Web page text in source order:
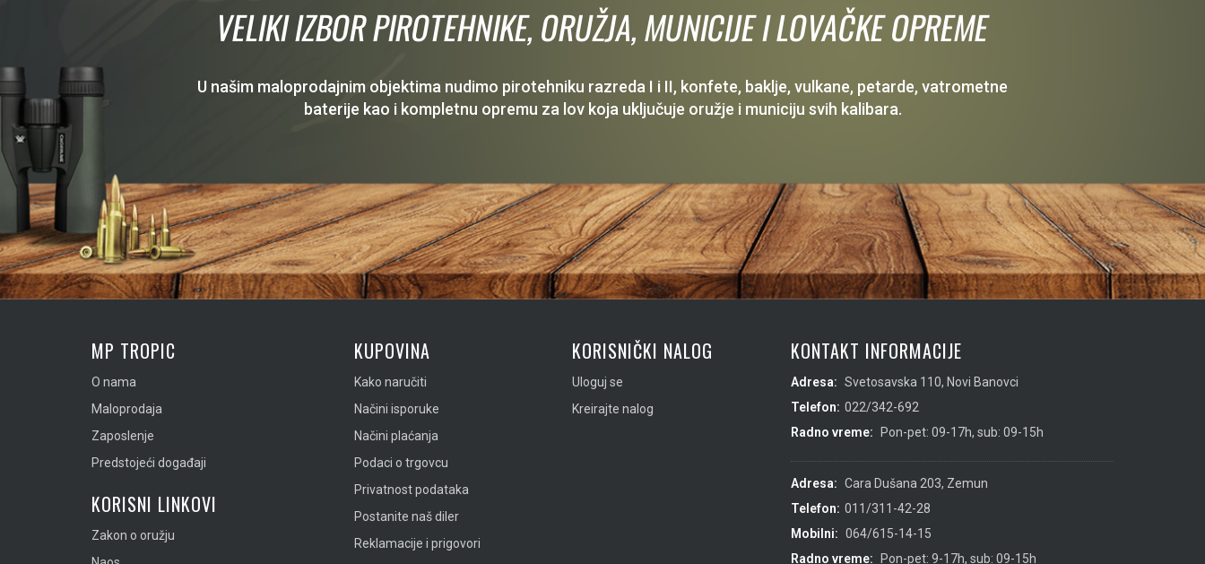
VELIKI IZBOR PIROTEHNIKE, ORUŽJA, MUNICIJE I LOVAČKE OPREME
U našim maloprodajnim objektima nudimo pirotehniku razreda I i II, konfete, baklje, vulkane, petarde, vatrometne
baterije kao i kompletnu opremu za lov koja uključuje oružje i municiju svih kalibara.
MP TROPIC
O nama
Maloprodaja
Zaposlenje
Predstojeći događaji
KORISNI LINKOVI
Zakon o oružju
KUPOVINA
Kako naručiti
Načini isporuke
Načini plaćanja
Podaci o trgovcu
Privatnost podataka
Postanite naš diler
Reklamacije i prigovori
KORISNIČKI NALOG
Uloguj se
Kreirajte nalog
KONTAKT INFORMACIJE
Adresa: Svetosavska 110, Novi Banovci
Telefon: 022/342-692
Radno vreme:
Pon-pet: 09-17h, sub: 09-15h
Adresa: Cara Dušana 203, Zemun
Telefon: 011/311-42-28
Mobilni: 064/615-14-15
Radno vreme:
Pon-pet: 9-17h, sub: 09-15h